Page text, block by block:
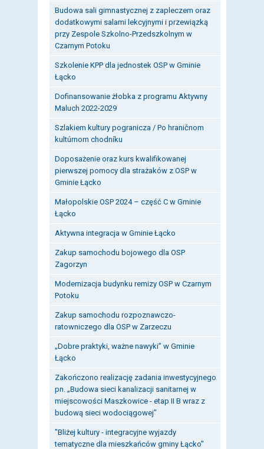
Budowa sali gimnastycznej z zapleczem oraz
dodatkowymi salami lekcyjnymi i przewiązką
przy Zespole Szkolno-Przedszkolnym w
Czarnym Potoku
Szkolenie KPP dla jednostek OSP w Gminie
Łącko
Dofinansowanie żłobka z programu Aktywny
Maluch 2022-2029
Szlakiem kultury pogranicza / Po hraničnom
kultúrnom chodníku
Doposażenie oraz kurs kwalifikowanej
pierwszej pomocy dla strażaków z OSP w
Gminie Łącko
Małopolskie OSP 2024 – część C w Gminie
Łącko
Aktywna integracja w Gminie Łącko
Zakup samochodu bojowego dla OSP
Zagorzyn
Modernizacja budynku remizy OSP w Czarnym
Potoku
Zakup samochodu rozpoznawczo-
ratowniczego dla OSP w Zarzeczu
„Dobre praktyki, ważne nawyki” w Gminie
Łącko
Zakończono realizację zadania inwestycyjnego
pn. „Budowa sieci kanalizacji sanitarnej w
miejscowości Maszkowice - etap II B wraz z
budową sieci wodociągowej”
"Bliżej kultury - integracyjne wyjazdy
tematyczne dla mieszkańców gminy Łącko"